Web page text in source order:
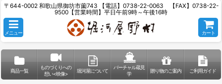
〒644-0002 和歌山県御坊市薗743 【電話】0738-22-0063 【FAX】0738-22-
9500【営業時間】平日午前9時～午後16時
メニュー カート
商品一覧
ものづくりへの
想い<映像>
堀河屋について
バーチャル蔵見
学
贈り物のご案内 ご利用ガイド